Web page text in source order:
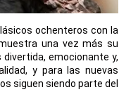
ochenteros con la
una vez más su
emocionante y,
y para las nuevas
siguen siendo parte del